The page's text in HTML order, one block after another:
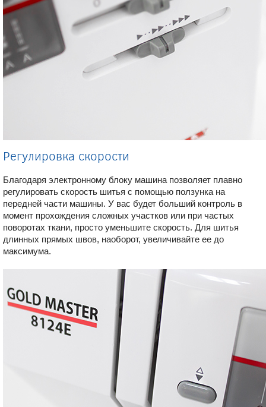
Регулировка скорости
Благодаря электронному блоку машина позволяет плавно
регулировать скорость шитья с помощью ползунка на
передней части машины. У вас будет больший контроль в
момент прохождения сложных участков или при частых
поворотах ткани, просто уменьшите скорость. Для шитья
длинных прямых швов, наоборот, увеличивайте ее до
максимума.